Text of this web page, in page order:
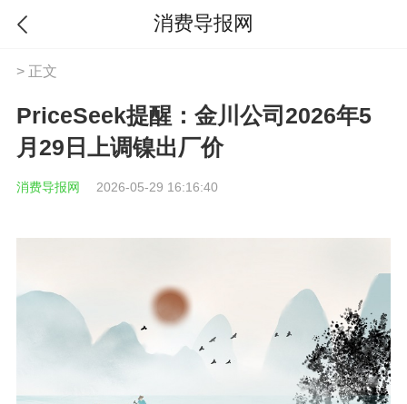
消费导报网
> 正文
PriceSeek提醒：金川公司2026年5
月29日上调镍出厂价
消费导报网 2026-05-29 16:16:40